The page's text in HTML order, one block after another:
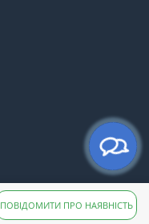
ПОВІДОМИТИ ПРО НАЯВНІСТЬ